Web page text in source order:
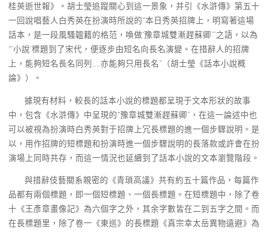
桂英逝世報》。胡士瑩追蹤關心到這一景象，并引《水滸傳》第五十
一回說唱藝人白秀英在扮演時所說的“本日秀英招牌上，明寫著這場
話本，是一段風騷韞籍的格范，喚做‘豫章城雙漸趕蘇卿’”之語，以為
“‘小說’標題到了宋代，便逐步由短名向長名演變。在措辭人的招牌
上，能夠短名長名同列……亦能夠只用長名”（胡士瑩《話本小說概
論》）。
據現有材料，較長的話本小說的標題都呈現于文本形狀的故事
中，包含《水滸傳》中呈現的“豫章城雙漸趕蘇卿”，在這一論述中也
可以被視為扮演時白秀英對于招牌上冗長標題的進一個步驟說明。是
以，用作招牌的短標題和扮演時進一個步驟說明的長落款或許會在扮
演場上同時共存，而這一情況也延續到了話本小說的文本瀏覽階段。
與措辭伎藝關系親密的《青瑣高議》共有約五十篇作品，每篇作
品都有兩個標題，即一個短標題、一個長標題。在短標題中，除了卷
十《王彥章畫像記》為六個字之外，其余字數皆在二到五字之間。而
在長標題里，除了卷一《東巡》的長標題《真宗幸太岳異物遠避》為